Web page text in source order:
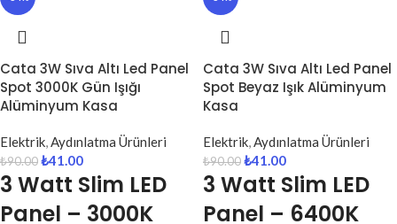
Cata 3W Sıva Altı Led Panel
Spot 3000K Gün Işığı
Alüminyum Kasa
Elektrik,Aydınlatma Ürünleri
₺90.00₺41.00
3 Watt Slim LED
Panel – 3000K
Cata 3W Sıva Altı Led Panel
Spot Beyaz Işık Alüminyum
Kasa
Elektrik,Aydınlatma Ürünleri
₺90.00₺41.00
3 Watt Slim LED
Panel – 6400K